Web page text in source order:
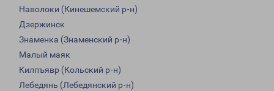
Наволоки (Кинешемский р-н)
Дзержинск
Знаменка (Знаменский р-н)
Малый маяк
Килпъявр (Кольский р-н)
Лебедянь (Лебедянский р-н)